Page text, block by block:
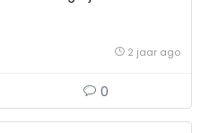
2 jaar ago
0